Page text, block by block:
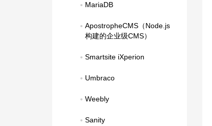
MariaDB
ApostropheCMS（Node.js
构建的企业级CMS）
Smartsite iXperion
Umbraco
Weebly
Sanity